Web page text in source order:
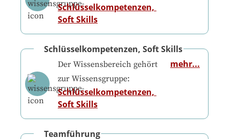
Schlüsselkompetenzen,
Soft Skills
Schlüsselkompetenzen, Soft Skills
Der Wissensbereich gehört
zur Wissensgruppe:
Schlüsselkompetenzen,
Soft Skills
mehr...
Teamführung